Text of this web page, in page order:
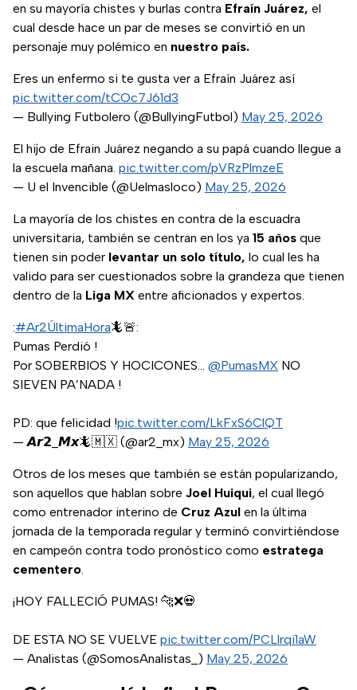
en su mayoría chistes y burlas contra Efraín Juárez, el
cual desde hace un par de meses se convirtió en un
personaje muy polémico en nuestro país.
Eres un enfermo si te gusta ver a Efraín Juárez así
pic.twitter.com/tCOc7J61d3
— Bullying Futbolero (@BullyingFutbol) May 25, 2026
El hijo de Efrain Juárez negando a su papá cuando llegue a
la escuela mañana. pic.twitter.com/pVRzPlmzeE
— U el Invencible (@Uelmasloco) May 25, 2026
La mayoría de los chistes en contra de la escuadra
universitaria, también se centran en los ya 15 años que
tienen sin poder levantar un solo título, lo cual les ha
valido para ser cuestionados sobre la grandeza que tienen
dentro de la Liga MX entre aficionados y expertos.
:#Ar2ÚltimaHora🦎🚨:
Pumas Perdió !
Por SOBERBIOS Y HOCICONES… @PumasMX NO
SIEVEN PA’NADA !
PD: que felicidad !pic.twitter.com/LkFxS6ClQT
— 𝘼𝙧𝟮_𝙈𝙭🦎🇲🇽 (@ar2_mx) May 25, 2026
Otros de los meses que también se están popularizando,
son aquellos que hablan sobre Joel Huiqui, el cual llegó
como entrenador interino de Cruz Azul en la última
jornada de la temporada regular y terminó convirtiéndose
en campeón contra todo pronóstico como estratega
cementero.
¡HOY FALLECIÓ PUMAS! 🐆❌💀
DE ESTA NO SE VUELVE pic.twitter.com/PCLlrqi1aW
— Analistas (@SomosAnalistas_) May 25, 2026